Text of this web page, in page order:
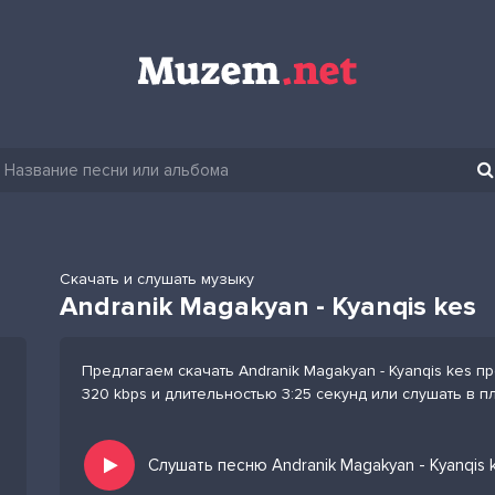
Скачать и слушать музыку
Andranik Magakyan - Kyanqis kes
Предлагаем скачать Andranik Magakyan - Kyanqis kes
320 kbps и длительностью 3:25 секунд или слушать в
Слушать песню Andranik Magakyan - Kyanqis